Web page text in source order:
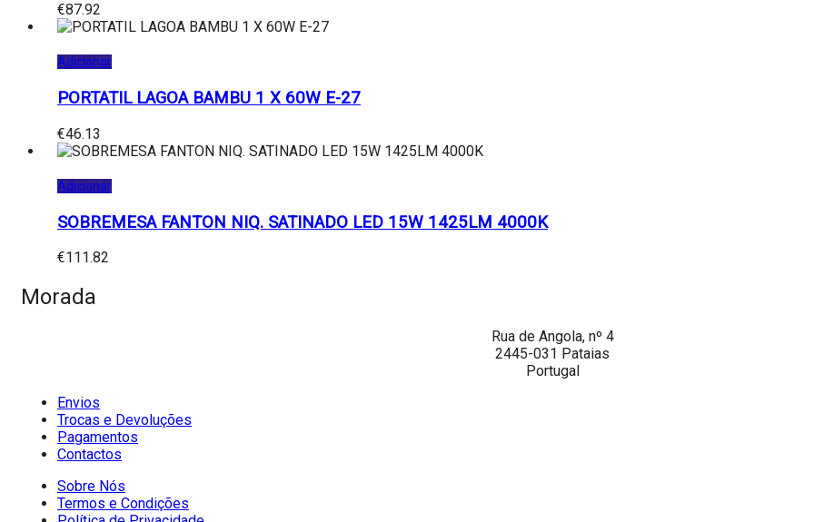
€87.92
Adicionar
PORTATIL LAGOA BAMBU 1 X 60W E-27
€46.13
Adicionar
SOBREMESA FANTON NIQ. SATINADO LED 15W 1425LM 4000K
€111.82
Morada
Rua de Angola, nº 4
2445-031 Pataias
Portugal
Envios
Trocas e Devoluções
Pagamentos
Contactos
Sobre Nós
Termos e Condições